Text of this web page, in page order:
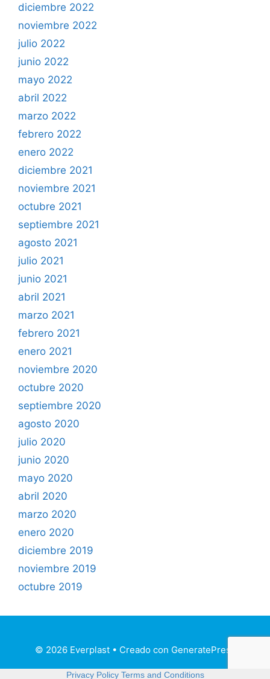
diciembre 2022
noviembre 2022
julio 2022
junio 2022
mayo 2022
abril 2022
marzo 2022
febrero 2022
enero 2022
diciembre 2021
noviembre 2021
octubre 2021
septiembre 2021
agosto 2021
julio 2021
junio 2021
abril 2021
marzo 2021
febrero 2021
enero 2021
noviembre 2020
octubre 2020
septiembre 2020
agosto 2020
julio 2020
junio 2020
mayo 2020
abril 2020
marzo 2020
enero 2020
diciembre 2019
noviembre 2019
octubre 2019
© 2026 Everplast• Creado con GeneratePress
Privacy Policy Terms and Conditions